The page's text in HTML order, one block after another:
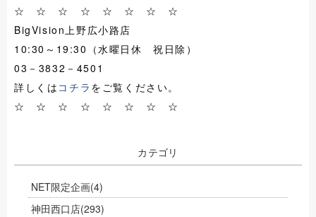
☆ ☆ ☆ ☆ ☆ ☆ ☆ ☆
BigVision上野広小路店
10:30～19:30（水曜日休 祝日除）
03－3832－4501
詳しくは コチラ をご覧ください。
☆ ☆ ☆ ☆ ☆ ☆ ☆ ☆
カテゴリ
NET限定企画(4)
神田西口店(293)